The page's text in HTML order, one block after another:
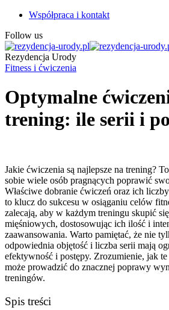
Współpraca i kontakt
Follow us
Rezydencja Urody
Fitness i ćwiczenia
Optymalne
trening: ile serii i
Jakie ćwiczenia są najlepsze na trening?
sobie wiele osób pragnących poprawić
Właściwe dobranie ćwiczeń oraz ich
to klucz do sukcesu w osiąganiu celów
zalecają, aby w każdym treningu skupić
mięśniowych, dostosowując ich ilość i
zaawansowania. Warto pamiętać, że nie
odpowiednia objętość i liczba serii mają
efektywność i postępy. Zrozumienie, jak te
może prowadzić do znacznej poprawy
treningów.
Spis treści